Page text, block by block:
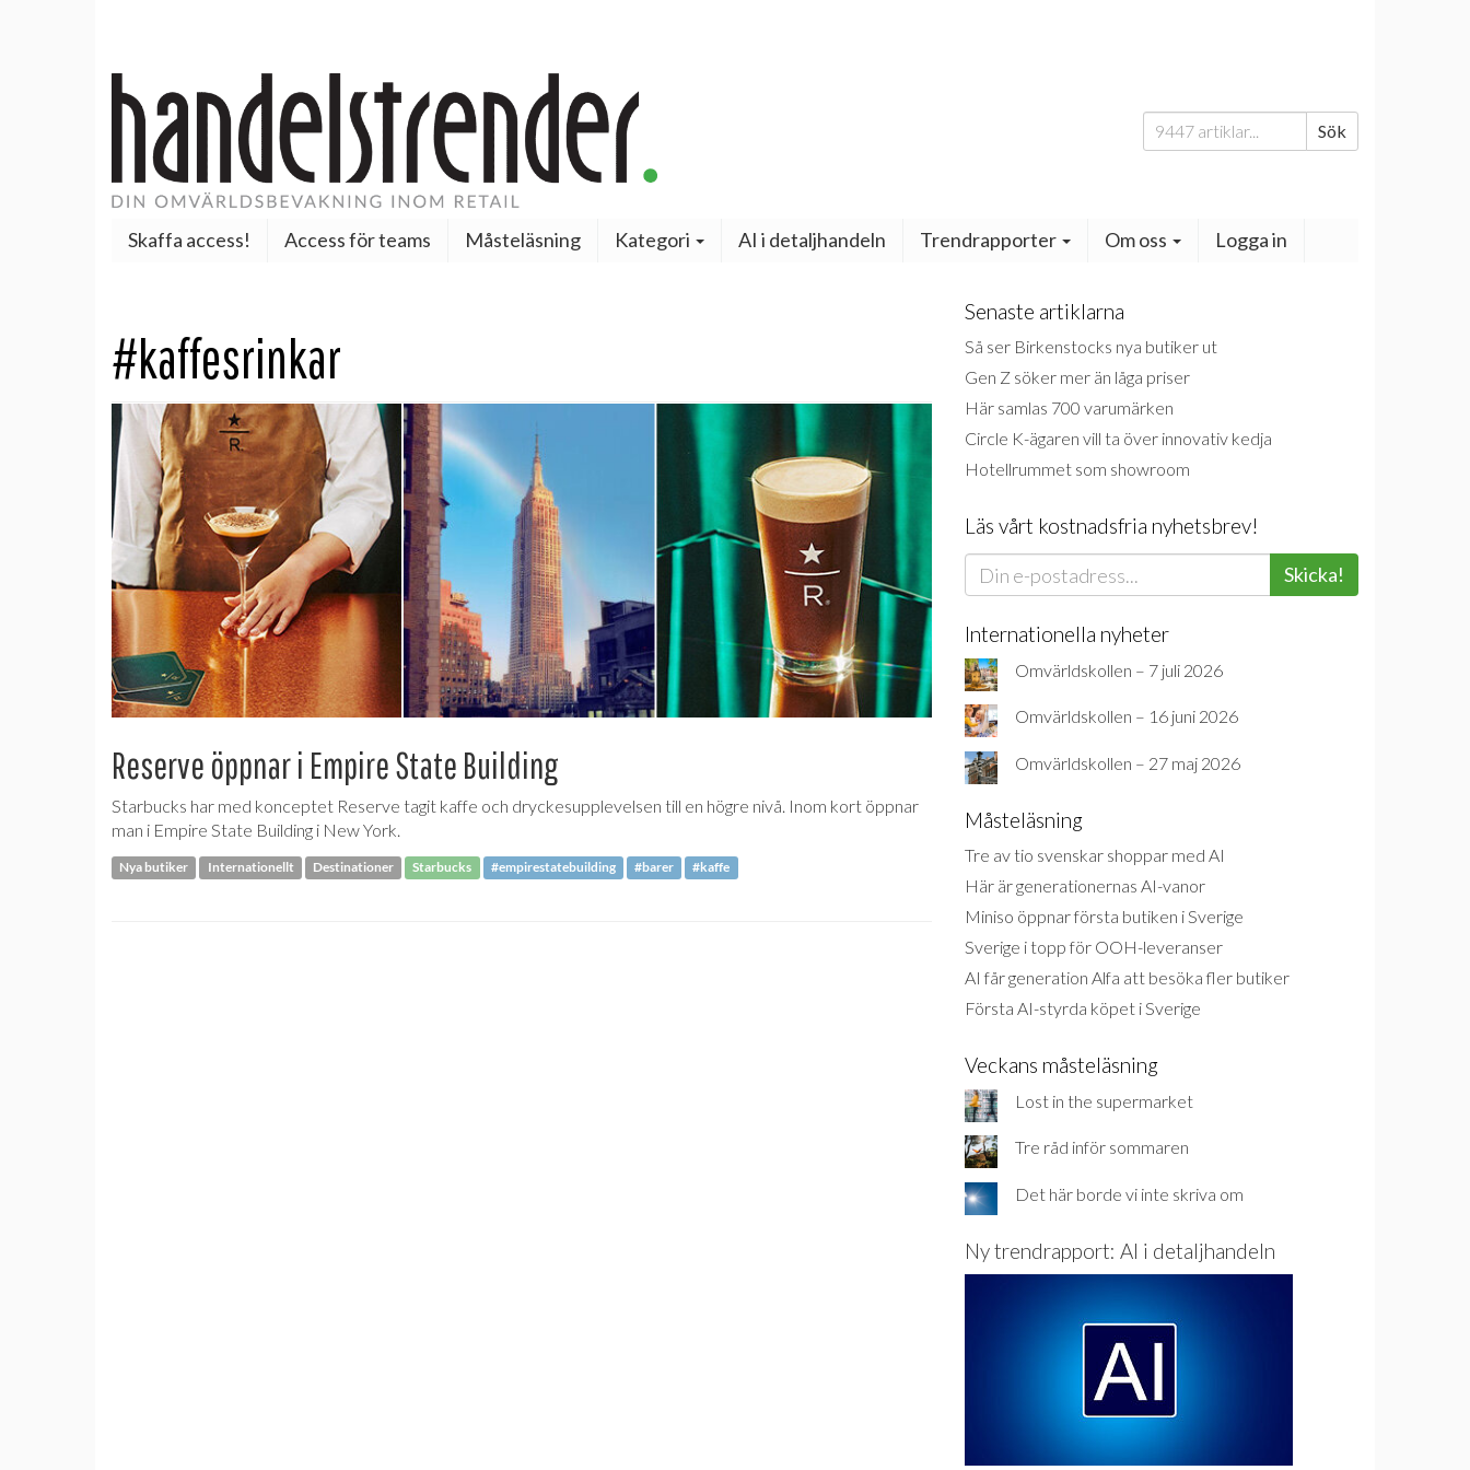
Sök
efter:
Sök
Skaffa access! Access för teams Måsteläsning Kategori AI i detaljhandeln Trendrapporter Om oss Logga in
#kaffesrinkar
Reserve öppnar i Empire State Building
Starbucks har med konceptet Reserve tagit kaffe och dryckesupplevelsen till en högre nivå. Inom kort öppnar
man i Empire State Building i New York.
Nya butiker Internationellt Destinationer Starbucks #empirestatebuilding #barer #kaffe
Senaste artiklarna
Så ser Birkenstocks nya butiker ut
Gen Z söker mer än låga priser
Här samlas 700 varumärken
Circle K-ägaren vill ta över innovativ kedja
Hotellrummet som showroom
Läs vårt kostnadsfria nyhetsbrev!
Skicka!
Internationella nyheter
Omvärldskollen – 7 juli 2026
Omvärldskollen – 16 juni 2026
Omvärldskollen – 27 maj 2026
Måsteläsning
Tre av tio svenskar shoppar med AI
Här är generationernas AI-vanor
Miniso öppnar första butiken i Sverige
Sverige i topp för OOH-leveranser
AI får generation Alfa att besöka fler butiker
Första AI-styrda köpet i Sverige
Veckans måsteläsning
Lost in the supermarket
Tre råd inför sommaren
Det här borde vi inte skriva om
Ny trendrapport: AI i detaljhandeln